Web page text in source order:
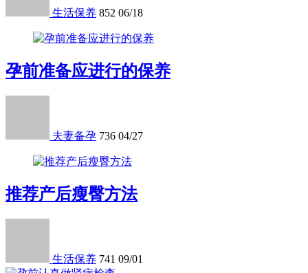
生活保养 852 06/18
孕前准备应进行的保养
夫妻备孕 736 04/27
推荐产后瘦臀方法
生活保养 741 09/01